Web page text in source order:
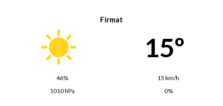
Firmat
15º
46%
15 km/h
1010 hPa
0%